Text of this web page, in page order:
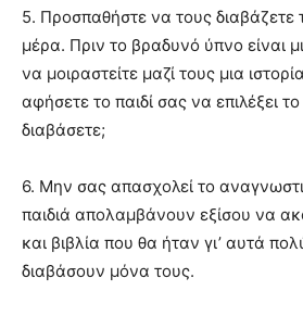
5. Προσπαθήστε να τους διαβάζετε
µέρα. Πριν το βραδυνό ύπνο είναι
να µοιραστείτε µαζί τους µια
αφήσετε το παιδί σας να επιλέξει
διαβάσετε;
6. Μην σας απασχολεί το
παιδιά απολαµβάνουν εξίσου να
και βιβλία που θα ήταν γι’ αυτά
διαβάσουν µόνα τους.